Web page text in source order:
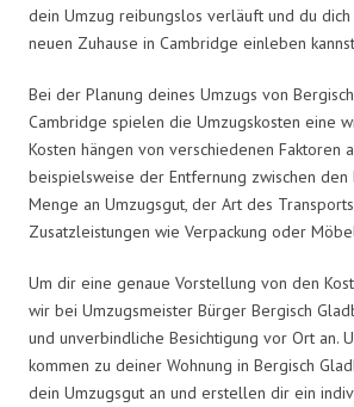
dein Umzug reibungslos verläuft und du
neuen Zuhause in Cambridge einleben
Bei der Planung deines Umzugs von
Cambridge spielen die Umzugskosten eine
Kosten hängen von verschiedenen Faktoren
beispielsweise der Entfernung zwischen
Menge an Umzugsgut, der Art des
Zusatzleistungen wie Verpackung oder
Um dir eine genaue Vorstellung von den
wir bei Umzugsmeister Bürger Bergisch
und unverbindliche Besichtigung vor Ort an.
kommen zu deiner Wohnung in Bergisch
dein Umzugsgut an und erstellen dir ein